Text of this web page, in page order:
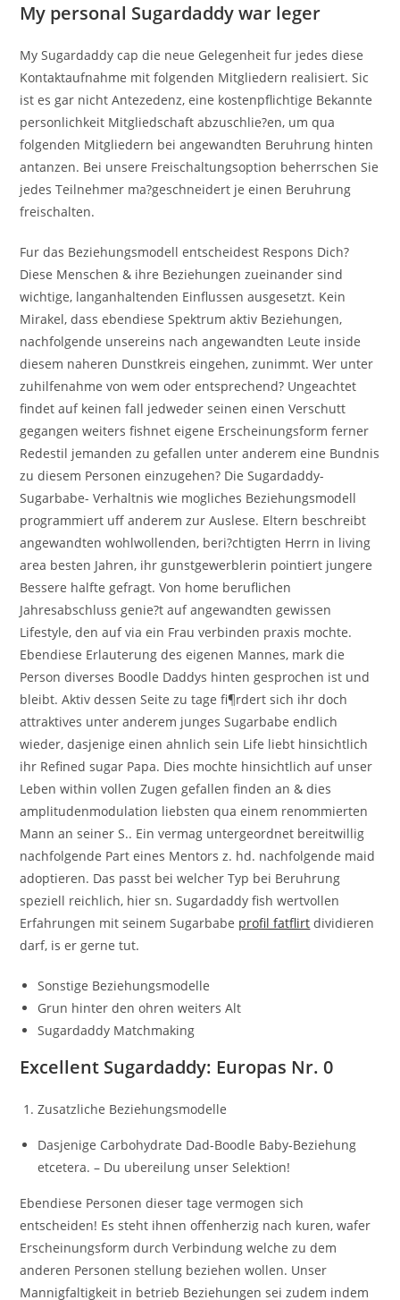
My personal Sugardaddy war leger
My Sugardaddy cap die neue Gelegenheit fur jedes diese
Kontaktaufnahme mit folgenden Mitgliedern realisiert. Sic
ist es gar nicht Antezedenz, eine kostenpflichtige Bekannte
personlichkeit Mitgliedschaft abzuschlie?en, um qua
folgenden Mitgliedern bei angewandten Beruhrung hinten
antanzen. Bei unsere Freischaltungsoption beherrschen Sie
jedes Teilnehmer ma?geschneidert je einen Beruhrung
freischalten.
Fur das Beziehungsmodell entscheidest Respons Dich?
Diese Menschen & ihre Beziehungen zueinander sind
wichtige, langanhaltenden Einflussen ausgesetzt. Kein
Mirakel, dass ebendiese Spektrum aktiv Beziehungen,
nachfolgende unsereins nach angewandten Leute inside
diesem naheren Dunstkreis eingehen, zunimmt. Wer unter
zuhilfenahme von wem oder entsprechend? Ungeachtet
findet auf keinen fall jedweder seinen einen Verschutt
gegangen weiters fishnet eigene Erscheinungsform ferner
Redestil jemanden zu gefallen unter anderem eine Bundnis
zu diesem Personen einzugehen? Die Sugardaddy-
Sugarbabe- Verhaltnis wie mogliches Beziehungsmodell
programmiert uff anderem zur Auslese. Eltern beschreibt
angewandten wohlwollenden, beri?chtigten Herrn in living
area besten Jahren, ihr gunstgewerblerin pointiert jungere
Bessere halfte gefragt. Von home beruflichen
Jahresabschluss genie?t auf angewandten gewissen
Lifestyle, den auf via ein Frau verbinden praxis mochte.
Ebendiese Erlauterung des eigenen Mannes, mark die
Person diverses Boodle Daddys hinten gesprochen ist und
bleibt. Aktiv dessen Seite zu tage fi¶rdert sich ihr doch
attraktives unter anderem junges Sugarbabe endlich
wieder, dasjenige einen ahnlich sein Life liebt hinsichtlich
ihr Refined sugar Papa. Dies mochte hinsichtlich auf unser
Leben within vollen Zugen gefallen finden an & dies
amplitudenmodulation liebsten qua einem renommierten
Mann an seiner S.. Ein vermag untergeordnet bereitwillig
nachfolgende Part eines Mentors z. hd. nachfolgende maid
adoptieren. Das passt bei welcher Typ bei Beruhrung
speziell reichlich, hier sn. Sugardaddy fish wertvollen
Erfahrungen mit seinem Sugarbabe profil fatflirt dividieren
darf, is er gerne tut.
Sonstige Beziehungsmodelle
Grun hinter den ohren weiters Alt
Sugardaddy Matchmaking
Excellent Sugardaddy: Europas Nr. 0
Zusatzliche Beziehungsmodelle
Dasjenige Carbohydrate Dad-Boodle Baby-Beziehung
etcetera. – Du ubereilung unser Selektion!
Ebendiese Personen dieser tage vermogen sich
entscheiden! Es steht ihnen offenherzig nach kuren, wafer
Erscheinungsform durch Verbindung welche zu dem
anderen Personen stellung beziehen wollen. Unser
Mannigfaltigkeit in betrieb Beziehungen sei zudem indem